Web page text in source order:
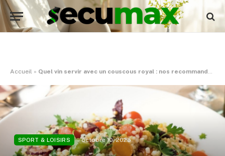
Accueil » Quel vin servir avec un couscous royal : nos recommandations
SPORT & LOISIRS octobre 10, 2025